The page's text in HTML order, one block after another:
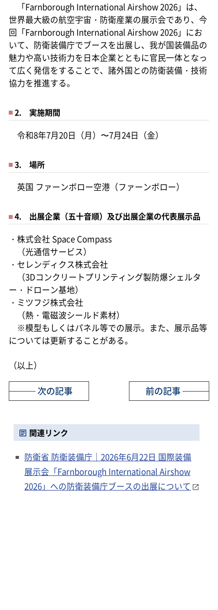
「Farnborough International Airshow 2026」は、
世界最大級の航空宇宙・防衛産業の展示会であり、今
回「Farnborough International Airshow 2026」にお
いて、防衛装備庁でブースを出展し、我が国装備品の
魅力や高い技術力を日本企業とともに官民一体となっ
て広く発信をすることで、諸外国との防衛装備・技術
協力を推進する。
2. 実施期間
令和8年7月20日（月）〜7月24日（金）
3. 場所
英国 ファーンボロー空港（ファーンボロー）
4. 出展企業（五十音順）及び出展企業の代表展示品
・株式会社 Space Compass
（光通信サービス）
・セレンディクス株式会社
（3Dコンクリートプリンティング製防爆シェルタ
ー・ドローン基地）
・ミツフジ株式会社
（熱・電磁波シールド素材）
※模型もしくはパネル等での展示。また、展示品等
については更新することがある。
（以上）
前の記事
次の記事
関連リンク
防衛省 防衛装備庁｜2026年6月22日 国際装備
展示会「Farnborough International Airshow
2026」への防衛装備庁ブースの出展について